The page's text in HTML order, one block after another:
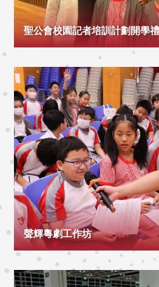
聖公會校園記者培訓計劃開學
聲輝粵劇工作坊